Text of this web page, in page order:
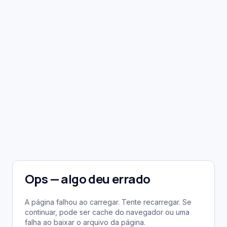
Ops — algo deu errado
A página falhou ao carregar. Tente recarregar. Se
continuar, pode ser cache do navegador ou uma
falha ao baixar o arquivo da página.